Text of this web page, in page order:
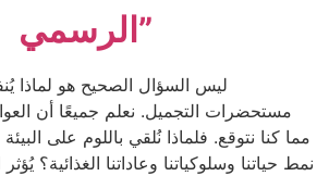
الرسمي”
ليس السؤال الصحيح هو لماذا
مستحضرات التجميل. نعلم جميعًا أن
مما كنا نتوقع. فلماذا نُلقي باللوم على البيئة
نمط حياتنا وسلوكياتنا وعاداتنا الغذائية؟